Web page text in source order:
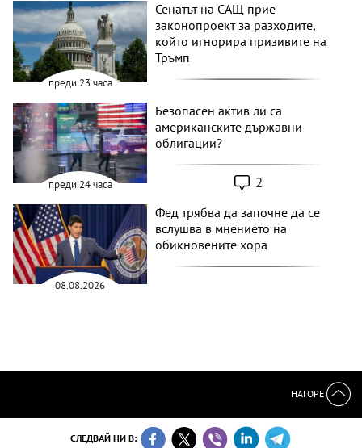
преди 23 часа
Сенатът на САЩ прие
законопроект за разходите,
който игнорира призивите на
Тръмп
преди 24 часа
Безопасен актив ли са
американските държавни
облигации?
2
08.08.2026
Фед трябва да започне да се
вслушва в мнението на
обикновените хора
НАГОРЕ
СЛЕДВАЙ НИ В: